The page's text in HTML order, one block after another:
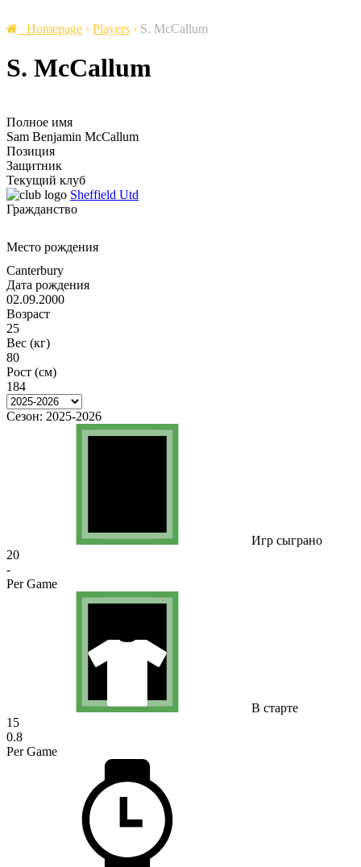
Homepage › Players › S. McCallum
S. McCallum
Полное имя
Sam Benjamin McCallum
Позиция
Защитник
Текущий клуб
Sheffield Utd
Гражданство
Место рождения
Canterbury
Дата рождения
02.09.2000
Возраст
25
Вес (кг)
80
Рост (см)
184
Сезон: 2025-2026
Игр сыграно
20
-
Per Game
В старте
15
0.8
Per Game